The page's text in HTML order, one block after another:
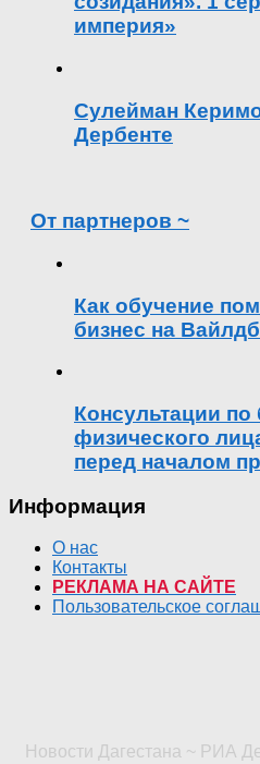
империя»
Сулейман
Дербенте
От партнеров ~
Как обучение
бизнес на
Консультации по
физического
перед началом
Информация
О нас
Контакты
РЕКЛАМА НА САЙТЕ
Пользовательское
Новости Дагестана ~ РИА